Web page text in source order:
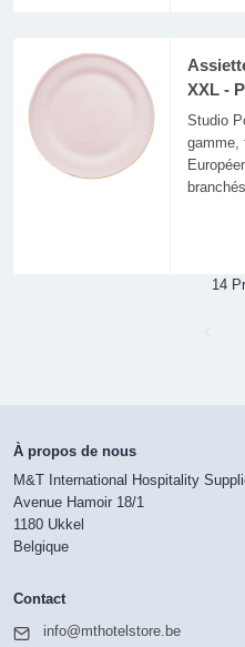
XXL -
Studio
gamme,
14
À propos de nous
M&T International Hospitality
Avenue Hamoir 18/1
1180 Ukkel
Belgique
Contact
info@mthotelstore.be